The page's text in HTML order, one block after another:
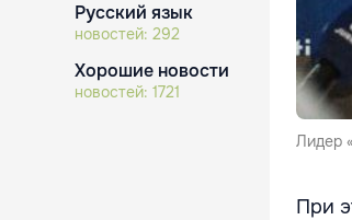
Русский язык
новостей: 292
Хорошие новости
новостей: 1721
Лидер
При